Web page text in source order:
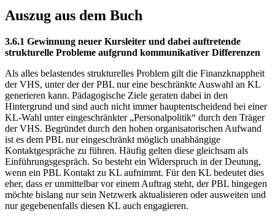
Auszug aus dem Buch
3.6.1 Gewinnung neuer Kursleiter und dabei auftretende
strukturelle Probleme aufgrund kommunikativer Differenzen
Als alles belastendes strukturelles Problem gilt die Finanzknappheit
der VHS, unter der der PBL nur eine beschränkte Auswahl an KL
generieren kann. Pädagogische Ziele geraten dabei in den
Hintergrund und sind auch nicht immer hauptentscheidend bei einer
KL-Wahl unter eingeschränkter „Personalpolitik“ durch den Träger
der VHS. Begründet durch den hohen organisatorischen Aufwand
ist es dem PBL nur eingeschränkt möglich unabhängige
Kontaktgespräche zu führen. Häufig gelten diese gleichsam als
Einführungsgespräch. So besteht ein Widerspruch in der Deutung,
wenn ein PBL Kontakt zu KL aufnimmt. Für den KL bedeutet dies
eher, dass er unmittelbar vor einem Auftrag steht, der PBL hingegen
möchte bislang nur sein Netzwerk aktualisieren oder ausweiten und
nur gegebenenfalls diesen KL auch engagieren.